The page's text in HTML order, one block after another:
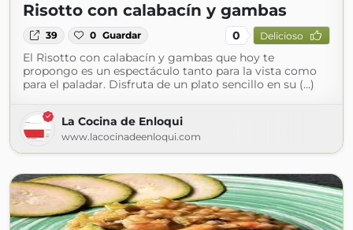
Risotto con calabacín y gambas
39 0 Guardar 0 Delicioso
El Risotto con calabacín y gambas que hoy te
propongo es un espectáculo tanto para la vista como
para el paladar. Disfruta de un plato sencillo en su (...)
La Cocina de Enloqui
www.lacocinadeenloqui.com